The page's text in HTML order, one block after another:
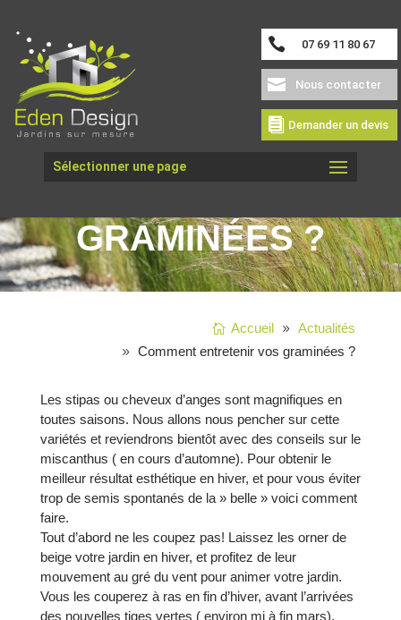
07 69 11 80 67
Nous contacter
Demander un devis
Sélectionner une page
COMMENT
GRAMINÉES ?
Accueil
Actualités
Comment entretenir vos graminées ?
Les stipas ou cheveux d’anges sont magnifiques en
toutes saisons. Nous allons nous pencher sur cette
variétés et reviendrons bientôt avec des conseils sur le
miscanthus ( en cours d’automne). Pour obtenir le
meilleur résultat esthétique en hiver, et pour vous éviter
trop de semis spontanés de la » belle » voici comment
faire.
Tout d’abord ne les coupez pas! Laissez les orner de
beige votre jardin en hiver, et profitez de leur
mouvement au gré du vent pour animer votre jardin.
Vous les couperez à ras en fin d’hiver, avant l’arrivées
des nouvelles tiges vertes ( environ mi à fin mars).